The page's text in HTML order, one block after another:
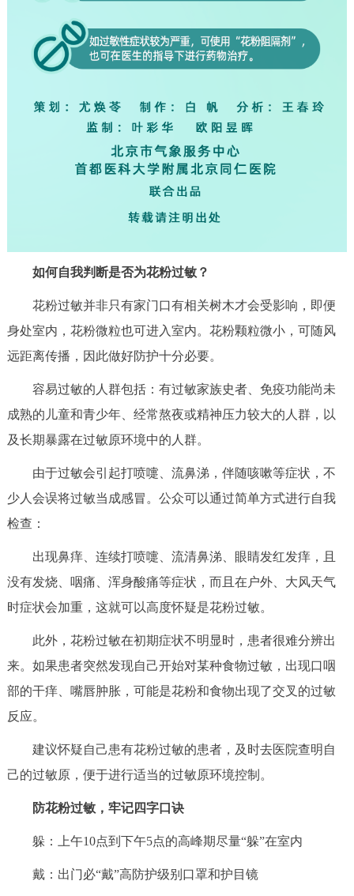
如何自我判断是否为花粉过敏？
花粉过敏并非只有家门口有相关树木才会受影响，即便
身处室内，花粉微粒也可进入室内。花粉颗粒微小，可随风
远距离传播，因此做好防护十分必要。
容易过敏的人群包括：有过敏家族史者、免疫功能尚未
成熟的儿童和青少年、经常熬夜或精神压力较大的人群，以
及长期暴露在过敏原环境中的人群。
由于过敏会引起打喷嚏、流鼻涕，伴随咳嗽等症状，不
少人会误将过敏当成感冒。公众可以通过简单方式进行自我
检查：
出现鼻痒、连续打喷嚏、流清鼻涕、眼睛发红发痒，且
没有发烧、咽痛、浑身酸痛等症状，而且在户外、大风天气
时症状会加重，这就可以高度怀疑是花粉过敏。
此外，花粉过敏在初期症状不明显时，患者很难分辨出
来。如果患者突然发现自己开始对某种食物过敏，出现口咽
部的干痒、嘴唇肿胀，可能是花粉和食物出现了交叉的过敏
反应。
建议怀疑自己患有花粉过敏的患者，及时去医院查明自
己的过敏原，便于进行适当的过敏原环境控制。
防花粉过敏，牢记四字口诀
躲：上午10点到下午5点的高峰期尽量“躲”在室内
戴：出门必“戴”高防护级别口罩和护目镜